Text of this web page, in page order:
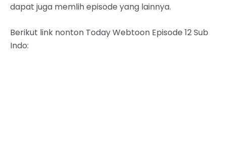
dapat juga memlih episode yang lainnya.
Berikut link nonton Today Webtoon Episode 12 Sub
Indo: